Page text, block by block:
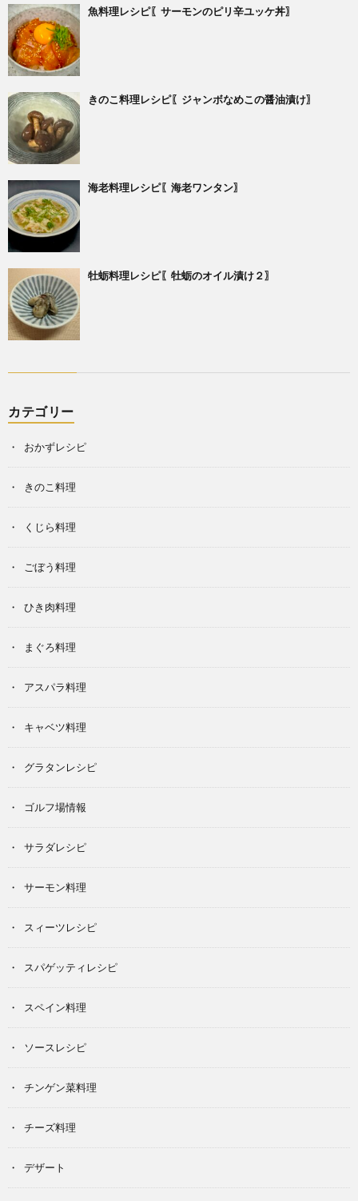
魚料理レシピ〖サーモンのピリ辛ユッケ丼〗
きのこ料理レシピ〖ジャンボなめこの醤油漬け〗
海老料理レシピ〖海老ワンタン〗
牡蛎料理レシピ〖牡蛎のオイル漬け２〗
カテゴリー
おかずレシピ
きのこ料理
くじら料理
ごぼう料理
ひき肉料理
まぐろ料理
アスパラ料理
キャベツ料理
グラタンレシピ
ゴルフ場情報
サラダレシピ
サーモン料理
スィーツレシピ
スパゲッティレシピ
スペイン料理
ソースレシピ
チンゲン菜料理
チーズ料理
デザート